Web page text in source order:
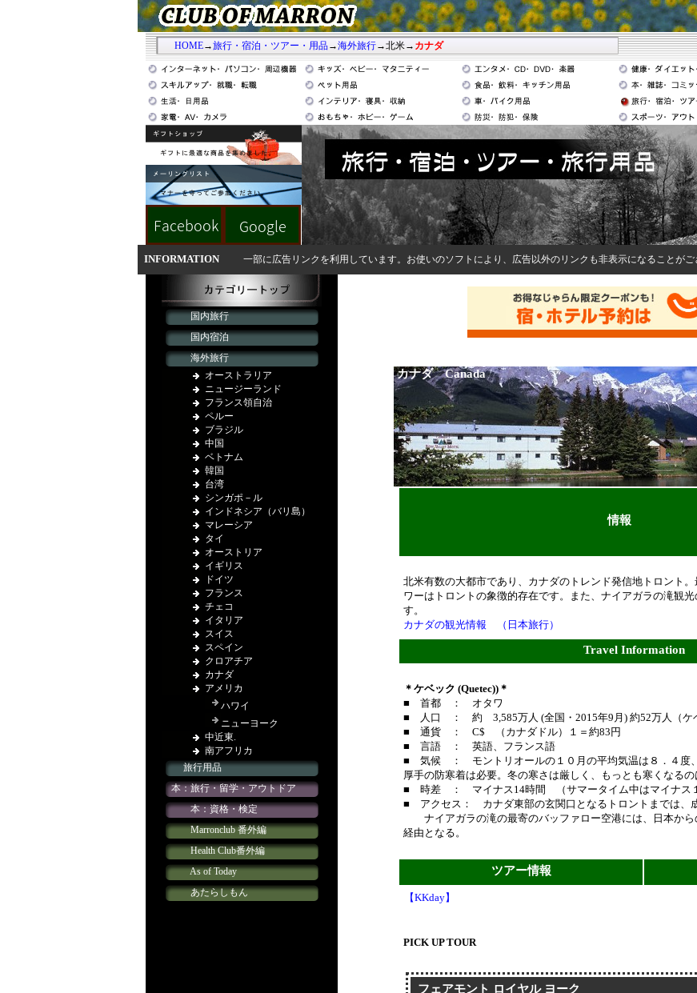
HOME→旅行・宿泊・ツアー・用品→海外旅行→北米→ カナダ
INFORMATION 一部に広告リンクを利用しています。お使いのソフトにより、広告以外のリンクも非表示になることがご
カナダ Canada
情報
北米有数の大都市であり、カナダのトレンド発信地トロント
ワーはトロントの象徴的存在です。また、ナイアガラの滝観
す。
カナダの観光情報 （日本旅行）
Travel Information
＊ケベック (Quetec))＊
■ 首都 ： オタワ
■ 人口 ： 約 3,585万人 (全国・2015年9月) 約52万人（ケ
■ 通貨 ： C$ （カナダドル）１＝約83円
■ 言語 ： 英語、フランス語
■ 気候 ： モントリオールの１０月の平均気温は８．４度、
厚手の防寒着は必要。冬の寒さは厳しく、もっとも寒くなるの
■ 時差 ： マイナス14時間 （サマータイム中はマイナス１
■ アクセス： カナダ東部の玄関口となるトロントまでは、
ナイアガラの滝の最寄のバッファロー空港には、日本から
経由となる。
ツアー情報
【KKday】
PICK UP TOUR
フェアモント ロイヤル ヨーク